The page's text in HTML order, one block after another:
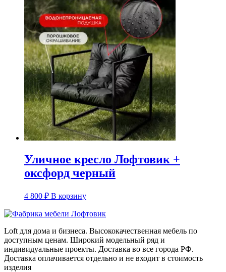
Уличное кресло Лофтовик +
оксфорд черный
4 800 ₽ В корзину
Loft для дома и бизнеса. Высококачественная мебель по
доступным ценам. Широкий модельный ряд и
индивидуальные проекты. Доставка во все города РФ.
Доставка оплачивается отдельно и не входит в стоимость
изделия